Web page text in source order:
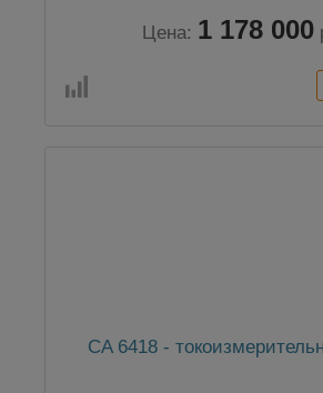
Цена: 1 178 000
CA 6418 -